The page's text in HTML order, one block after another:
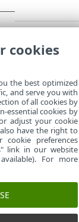
cookies
the best optimized
and serve you with
of all cookies by
essential cookies by
adjust your cookie
have the right to
preferences
link in our website
For more